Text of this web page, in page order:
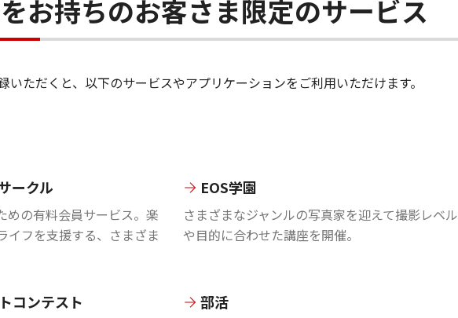
お持ちのお客さま限定のサービス
いただくと、以下のサービスやアプリケーションをご利用いただけます。
ークル
めの有料会員サービス。楽
イフを支援する、さまざま
EOS学園
さまざまなジャンルの写真家を迎えて撮影レベル
や目的に合わせた講座を開催。
コンテスト 部活